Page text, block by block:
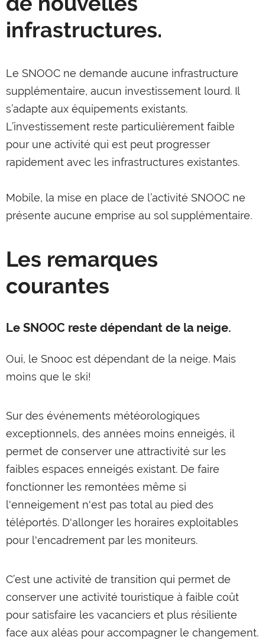
infrastructures.
Le SNOOC ne demande aucune infrastructure
supplémentaire, aucun investissement lourd. Il
s’adapte aux équipements existants.
L’investissement reste particulièrement faible
pour une activité qui est peut progresser
rapidement avec les infrastructures existantes.
Mobile, la mise en place de l’activité SNOOC ne
présente aucune emprise au sol supplémentaire.
Les remarques
courantes
Le SNOOC reste dépendant de la neige.
Oui, le Snooc est dépendant de la neige. Mais
moins que le ski!
Sur des événements météorologiques
exceptionnels, des années moins enneigés, il
permet de conserver une attractivité sur les
faibles espaces enneigés existant. De faire
fonctionner les remontées même si
l'enneigement n'est pas total au pied des
téléportés. D'allonger les horaires exploitables
pour l'encadrement par les moniteurs.
C’est une activité de transition qui permet de
conserver une activité touristique à faible coût
pour satisfaire les vacanciers et plus résiliente
face aux aléas pour accompagner le changement.